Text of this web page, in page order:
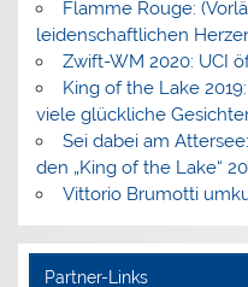
Flamme Rouge:
leidenschaftlichen
Zwift-WM 2020: UCI
King of the Lake
viele glückliche
Sei dabei am
den „King of the Lake“
Vittorio Brumotti
Partner-Links